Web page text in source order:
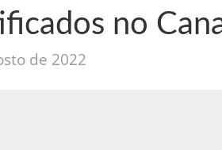
no
de 2022